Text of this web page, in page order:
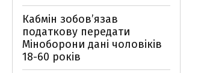
Кабмін зобовʼязав
податкову передати
Міноборони дані чоловіків
18-60 років